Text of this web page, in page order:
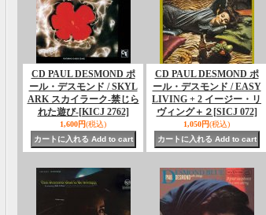
CD PAUL DESMOND ポ
ール・デスモンド / SKYL
ARK スカイラーク-禁じら
れた遊び-[KICJ 2762]
1,600円(税込)
CD PAUL DESMOND ポ
ール・デスモンド / EASY
LIVING + 2 イージー・リ
ヴィング＋２ [SICJ 072]
1,050円(税込)